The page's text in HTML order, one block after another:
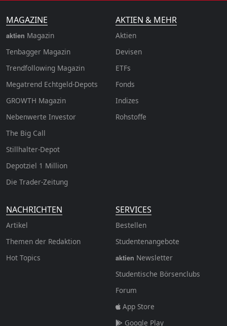
MAGAZINE
aktien Magazin
Tenbagger Magazin
Trendfollowing Magazin
Megatrend Echtgeld-Depots
GROWTH Magazin
Nebenwerte Investor
The Big Call
Stillhalter-Depot
Depotziel 1 Million
Die Trader-Zeitung
AKTIEN & MEHR
Aktien
Devisen
ETFs
Fonds
Indizes
Rohstoffe
NACHRICHTEN
Artikel
Themen der Redaktion
Hot Topics
SERVICES
Bestellen
Studentenangebote
aktien Newsletter
Studentische Börsenclubs
Forum
App Store
Google Play